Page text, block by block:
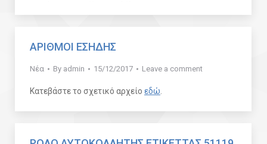
ΑΡΙΘΜΟΙ ΕΣΗΔΗΣ
Νέα By admin 15/12/2017 Leave a comment
Κατεβάστε το σχετικό αρχείο εδώ